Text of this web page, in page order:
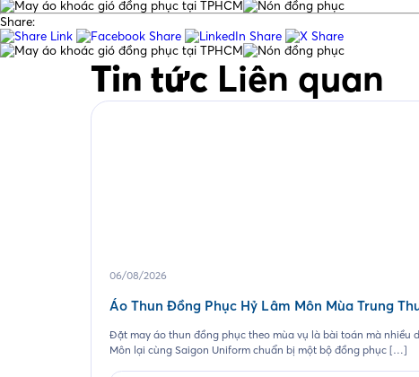
Share:
Tin tức Liên quan
06/08/2026
Áo Thun Đồng Phục Hỷ Lâm Môn Mùa Trung
Đặt may áo thun đồng phục theo mùa vụ là bài toán mà nhiều
Môn lại cùng Saigon Uniform chuẩn bị một bộ đồng phục […]